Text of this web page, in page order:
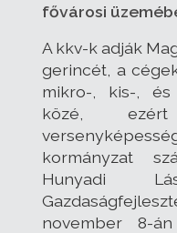
fővárosi
A kkv-k adják
gerincét, a
mikro-, kis-, és
közé,
kormányzat
Hunyadi
november 8-